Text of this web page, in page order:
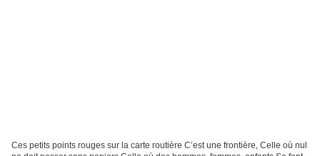
Ces petits points rouges sur la carte routière C’est une frontière, Celle où nul